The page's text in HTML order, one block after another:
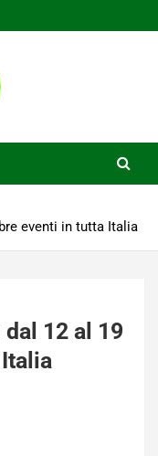
eventi in tutta Italia
12 al 19